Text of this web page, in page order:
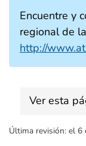
Encuentre y
regional de
http://
Ver esta
Última revisión: el 6